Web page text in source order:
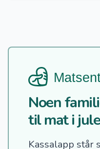
Noen
til mat i
Kassalapp står